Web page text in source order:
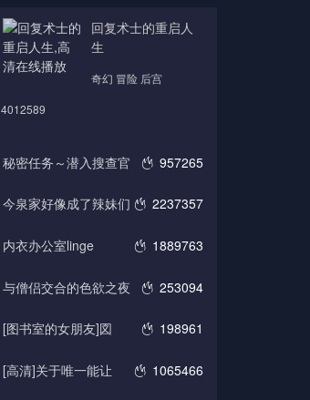
回复术士的重启人
生
奇幻 冒险 后宫
4012589
957265
秘密任务～潜入搜查官
2237357
今泉家好像成了辣妹们
1889763
内衣办公室linge
253094
与僧侣交合的色欲之夜
198961
[图书室的女朋友]図
1065466
[高清]关于唯一能让